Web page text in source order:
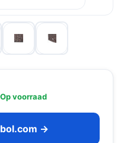
Op voorraad
→